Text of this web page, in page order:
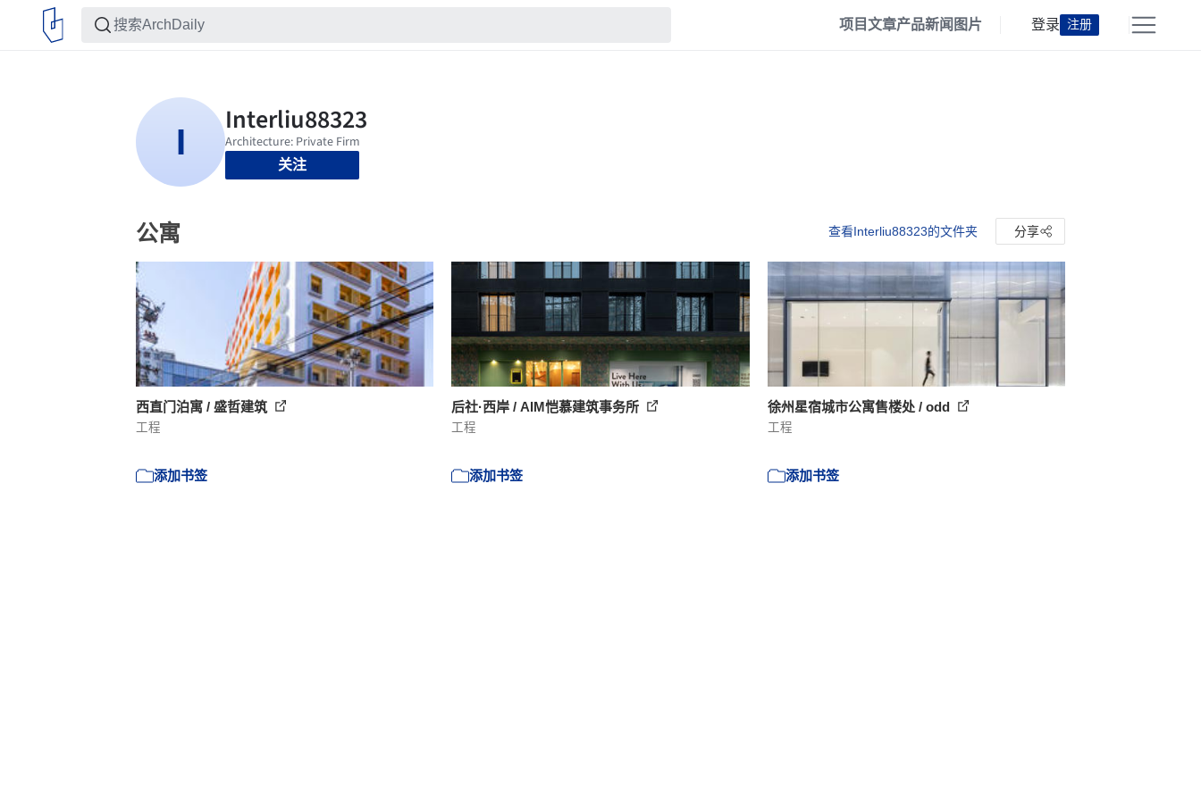
项目文章产品新闻 图片 登录 注册
关注
公寓 查看Interliu88323的文件夹 分享
西直门泊寓 / 盛哲建筑
工程
添加书签
后社·西岸 / AIM恺慕建筑事务所
工程
添加书签
徐州星宿城市公寓售楼处 / odd
工程
添加书签